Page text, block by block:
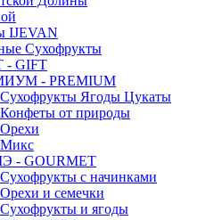
IJEVAN
Сухофрукты
GIFT
- PREMIUM
Сухофрукты Ягоды Цукаты
Конфеты от природы
Орехи
Микс
- GOURMET
Сухофрукты с начинками
Орехи и семечки
Сухофрукты и ягоды